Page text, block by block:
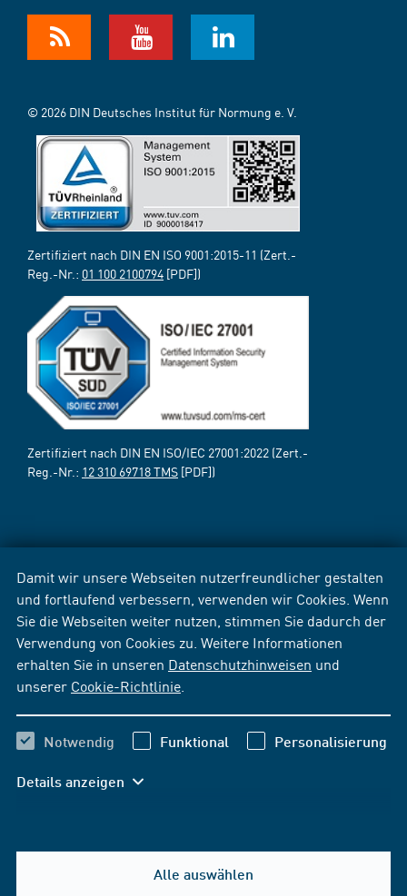
Damit wir unsere Webseiten nutzerfreundlicher gestalten
und fortlaufend verbessern, verwenden wir Cookies. Wenn
Sie die Webseiten weiter nutzen, stimmen Sie dadurch der
Verwendung von Cookies zu. Weitere Informationen
erhalten Sie in unseren Datenschutzhinweisen und
unserer Cookie-Richtlinie
Notwendig Funktional Personalisierung
Details anzeigen
Alle auswählen
© 2026 DIN Deutsches Institut für Normung e. V.
Zertifiziert nach DIN EN ISO 9001:2015-11 (Zert.-
Reg.-Nr.: 01 100 2100794 [PDF])
Zertifiziert nach DIN EN ISO/IEC 27001:2022 (Zert.-
Reg.-Nr.: 12 310 69718 TMS [PDF])